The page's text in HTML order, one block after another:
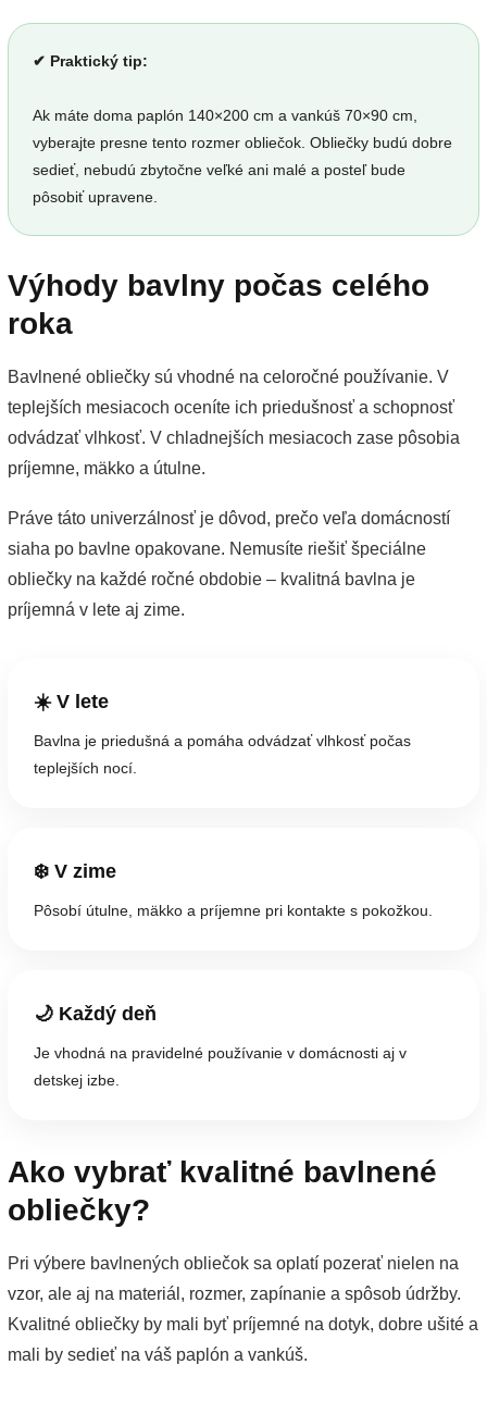
✔ Praktický tip:
Ak máte doma paplón 140×200 cm a vankúš 70×90 cm,
vyberajte presne tento rozmer obliečok. Obliečky budú dobre
sedieť, nebudú zbytočne veľké ani malé a posteľ bude
pôsobiť upravene.
Výhody bavlny počas celého
roka
Bavlnené obliečky sú vhodné na celoročné používanie. V
teplejších mesiacoch oceníte ich priedušnosť a schopnosť
odvádzať vlhkosť. V chladnejších mesiacoch zase pôsobia
príjemne, mäkko a útulne.
Práve táto univerzálnosť je dôvod, prečo veľa domácností
siaha po bavlne opakovane. Nemusíte riešiť špeciálne
obliečky na každé ročné obdobie – kvalitná bavlna je
príjemná v lete aj zime.
☀️ V lete
Bavlna je priedušná a pomáha odvádzať vlhkosť počas
teplejších nocí.
❄️ V zime
Pôsobí útulne, mäkko a príjemne pri kontakte s pokožkou.
🌙 Každý deň
Je vhodná na pravidelné používanie v domácnosti aj v
detskej izbe.
Ako vybrať kvalitné bavlnené
obliečky?
Pri výbere bavlnených obliečok sa oplatí pozerať nielen na
vzor, ale aj na materiál, rozmer, zapínanie a spôsob údržby.
Kvalitné obliečky by mali byť príjemné na dotyk, dobre ušité a
mali by sedieť na váš paplón a vankúš.